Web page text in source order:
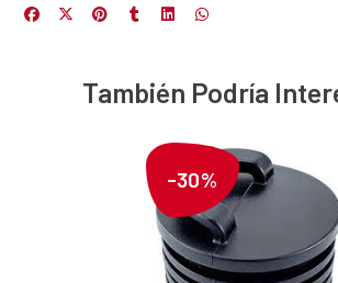
También Podría
-30%